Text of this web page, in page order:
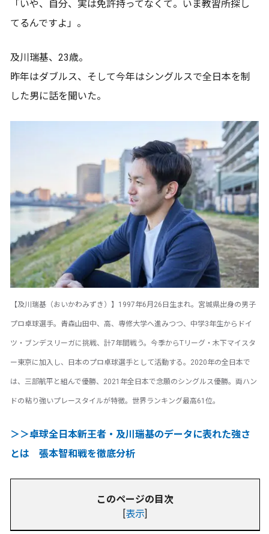
「いや、自分、実は免許持ってなくて。いま教習所探し
てるんですよ」。
及川瑞基、23歳。
昨年はダブルス、そして今年はシングルスで全日本を制
した男に話を聞いた。
【及川瑞基（おいかわみずき）】1997年6月26日生まれ。宮城県出身の男子
プロ卓球選手。青森山田中、高、専修大学へ進みつつ、中学3年生からドイ
ツ・ブンデスリーガに挑戦、計7年間戦う。今季からTリーグ・木下マイスタ
ー東京に加入し、日本のプロ卓球選手として活動する。2020年の全日本で
は、三部航平と組んで優勝、2021年全日本で念願のシングルス優勝。両ハン
ドの粘り強いプレースタイルが特徴。世界ランキング最高61位。
＞＞卓球全日本新王者・及川瑞基のデータに表れた強さ
とは 張本智和戦を徹底分析
このページの目次
[表示]